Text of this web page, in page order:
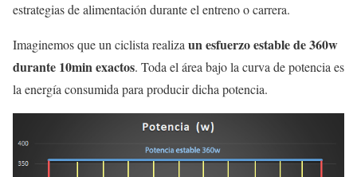
estrategias de alimentación durante el entreno o carrera.
Imaginemos que un ciclista realiza un esfuerzo estable de 360w
durante 10min exactos. Toda el área bajo la curva de potencia es
la energía consumida para producir dicha potencia.